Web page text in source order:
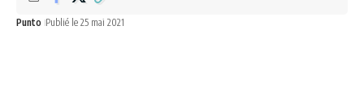
Punto Publié le 25 mai 2021